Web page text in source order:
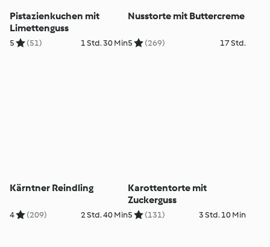
Pistazienkuchen mit
Limettenguss
5 (51) 1 Std. 30 Min
Nusstorte mit Buttercreme
5 (269) 17 Std.
Kärntner Reindling
4 (209) 2 Std. 40 Min
Karottentorte mit
Zuckerguss
5 (131) 3 Std. 10 Min